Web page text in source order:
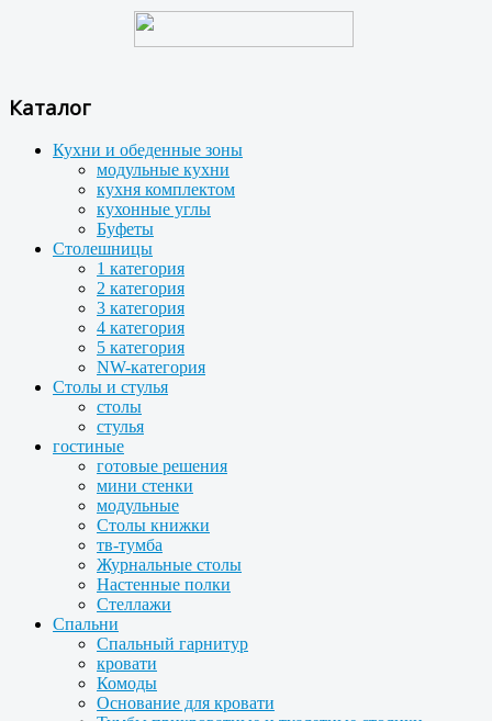
Каталог
Кухни и обеденные зоны
модульные кухни
кухня комплектом
кухонные углы
Буфеты
Столешницы
1 категория
2 категория
3 категория
4 категория
5 категория
NW-категория
Столы и стулья
столы
стулья
гостиные
готовые решения
мини стенки
модульные
Столы книжки
тв-тумба
Журнальные столы
Настенные полки
Стеллажи
Спальни
Спальный гарнитур
кровати
Комоды
Основание для кровати